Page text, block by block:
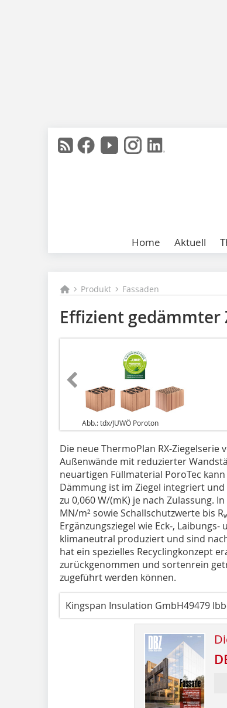
Home Aktuell
Produkt Fassaden
Effizient gedämmter
Abb.: tdx/JUWÖ Poroton
Die neue ThermoPlan RX-
Außenwände mit reduzierter
neuartigen Füllmaterial PoroTec
Dämmung ist im Ziegel integriert
zu 0,060 W/(mK) je nach Zulassung.
MN/m² sowie Schallschutzwerte bis R
Ergänzungsziegel wie Eck-,
klimaneutral produziert und sind
hat ein spezielles Recyclingkonzept
zurückgenommen und sortenrein
zugeführt werden können.
Kingspan Insulation GmbH49479